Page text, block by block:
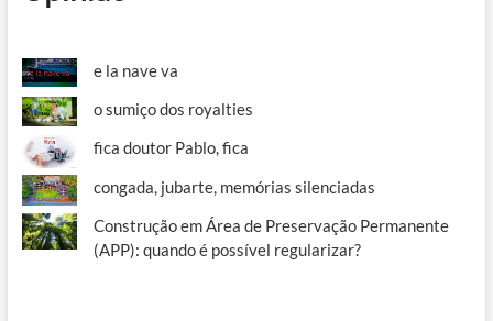
e la nave va
o sumiço dos royalties
fica doutor Pablo, fica
congada, jubarte, memórias silenciadas
Construção em Área de Preservação Permanente
(APP): quando é possível regularizar?